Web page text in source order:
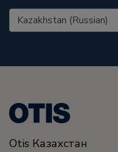
United States (EN)
Otis Казахстан